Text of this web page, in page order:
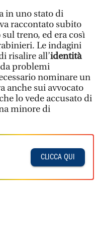
in uno stato di
raccontato subito
treno, ed era così
Le indagini
risalire all’identità
problemi
nominare un
anche sui avvocato
lo vede accusato di
minore di
CLICCA QUI